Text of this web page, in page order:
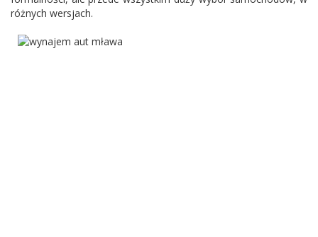
różnych wersjach.